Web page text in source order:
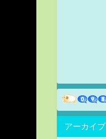
アーカイブ